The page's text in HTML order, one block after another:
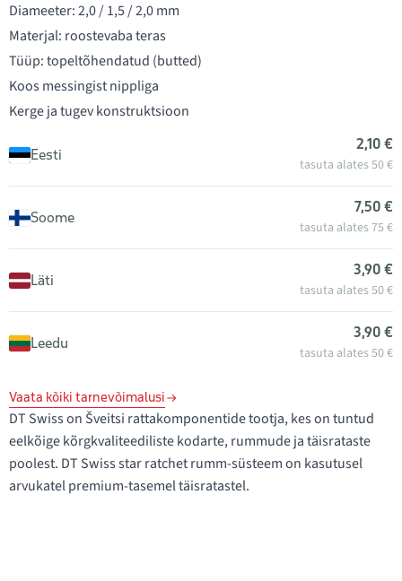
Diameeter: 2,0 / 1,5 / 2,0 mm
Materjal: roostevaba teras
Tüüp: topeltõhendatud (butted)
Koos messingist nippliga
Kerge ja tugev konstruktsioon
Eesti
2,10 €
tasuta alates 50 €
Soome
7,50 €
tasuta alates 75 €
Läti
3,90 €
tasuta alates 50 €
Leedu
3,90 €
tasuta alates 50 €
Vaata kõiki tarnevõimalusi
DT Swiss on Šveitsi rattakomponentide tootja, kes on tuntud
eelkõige kõrgkvaliteediliste kodarte, rummude ja täisrataste
poolest. DT Swiss star ratchet rumm-süsteem on kasutusel
arvukatel premium-tasemel täisratastel.